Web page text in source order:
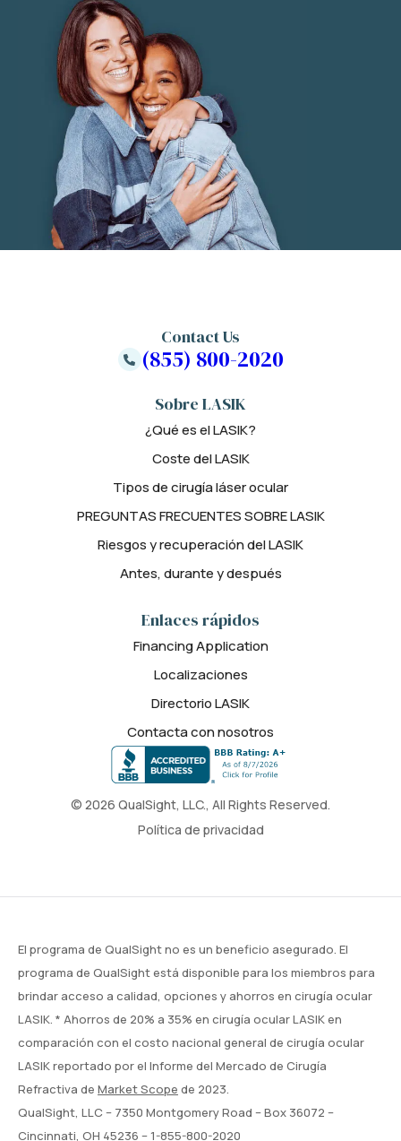
© 2026 QualSight, LLC., All Rights Reserved.
Política de privacidad
Sobre LASIK
¿Qué es el LASIK?
Coste del LASIK
Tipos de cirugía láser ocular
PREGUNTAS FRECUENTES SOBRE LASIK
Riesgos y recuperación del LASIK
Antes, durante y después
Enlaces rápidos
Financing Application
Localizaciones
Directorio LASIK
Contacta con nosotros
Contact Us
(855) 800-2020
El programa de QualSight no es un beneficio asegurado. El
programa de QualSight está disponible para los miembros para
brindar acceso a calidad, opciones y ahorros en cirugía ocular
LASIK. * Ahorros de 20% a 35% en cirugía ocular LASIK en
comparación con el costo nacional general de cirugía ocular
LASIK reportado por el Informe del Mercado de Cirugía
Refractiva de Market Scope de 2023.
QualSight, LLC – 7350 Montgomery Road – Box 36072 –
Cincinnati, OH 45236 –1-855-800-2020